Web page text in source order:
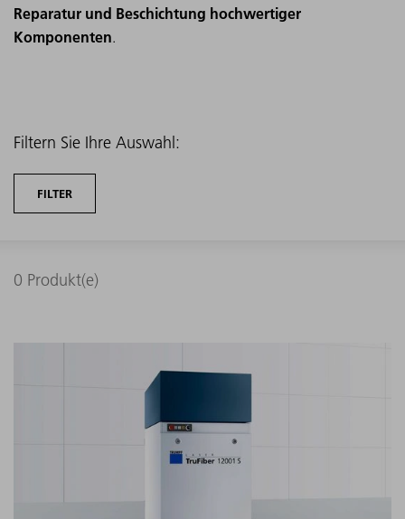
Reparatur und Beschichtung hochwertiger
Komponenten.
Filtern Sie Ihre Auswahl:
FILTER
0 Produkt(e)